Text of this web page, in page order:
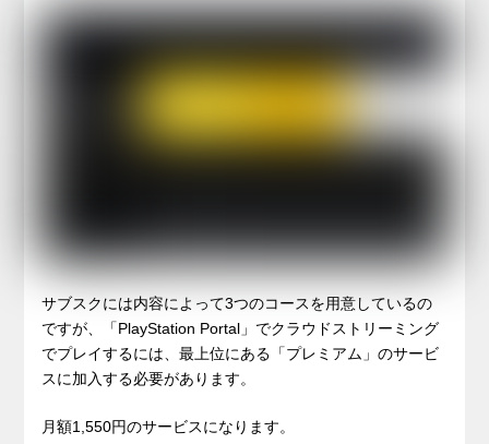
サブスクには内容によって3つのコースを用意しているの
ですが、「PlayStation Portal」でクラウドストリーミング
でプレイするには、最上位にある「プレミアム」のサービ
スに加入する必要があります。
月額1,550円のサービスになります。